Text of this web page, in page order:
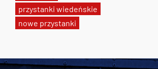
przystanki wiedeńskie
nowe przystanki